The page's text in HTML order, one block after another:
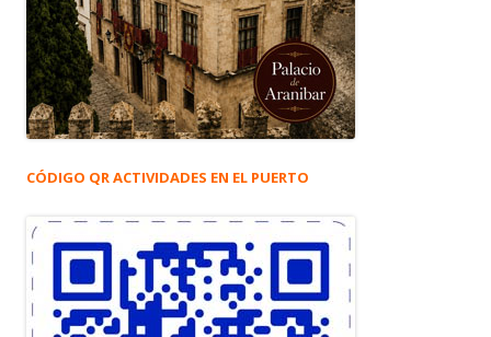
CÓDIGO QR ACTIVIDADES EN EL PUERTO